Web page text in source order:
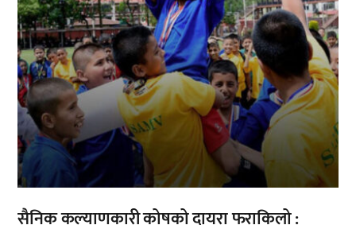
सैनिक कल्याणकारी कोषको दायरा फराकिलो :